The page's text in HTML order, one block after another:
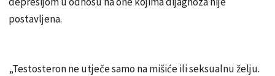
postavljena.
„Testosteron ne utječe samo na mišiće ili seksualnu želju.